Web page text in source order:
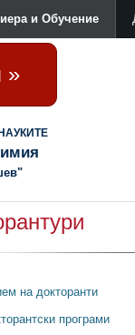
и Обучение
»
на докторанти
програми